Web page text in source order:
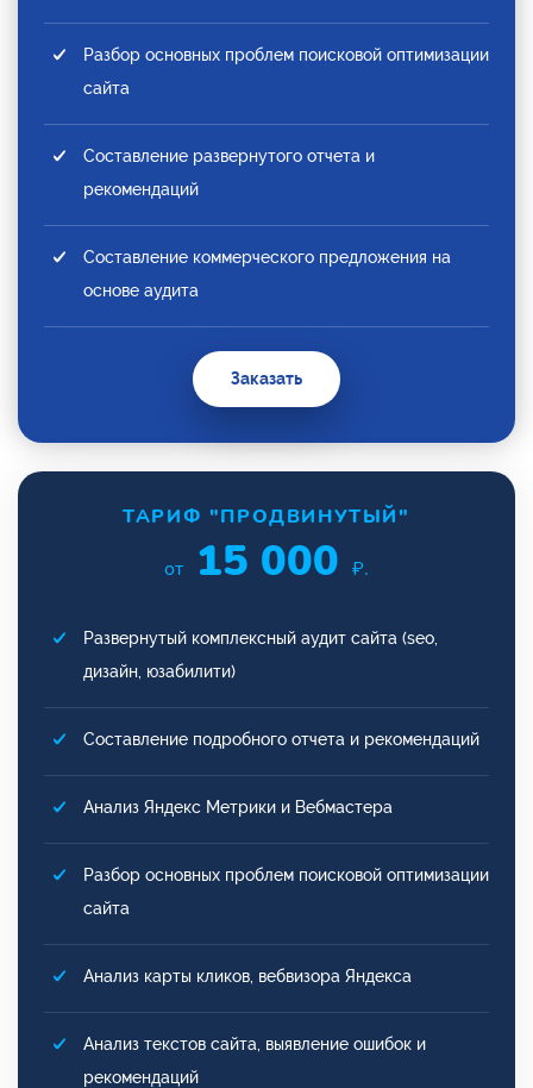
Разбор основных проблем поисковой оптимизации
сайта
Составление развернутого отчета и
рекомендаций
Составление коммерческого предложения на
основе аудита
Заказать
ТАРИФ "ПРОДВИНУТЫЙ"
от 15 000 ₽.
Развернутый комплексный аудит сайта (seo,
дизайн, юзабилити)
Составление подробного отчета и рекомендаций
Анализ Яндекс Метрики и Вебмастера
Разбор основных проблем поисковой оптимизации
сайта
Анализ карты кликов, вебвизора Яндекса
Анализ текстов сайта, выявление ошибок и
рекомендаций